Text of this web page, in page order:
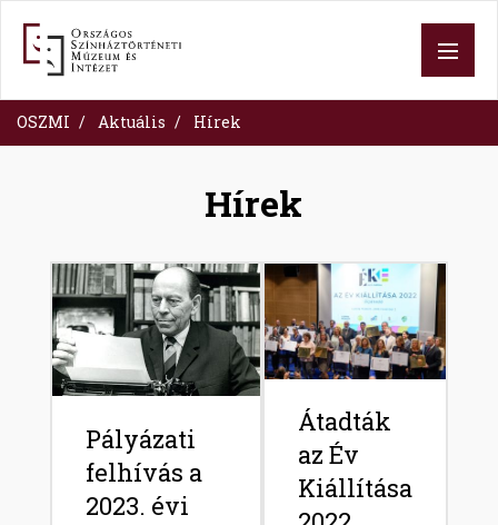
tartalomra
OSZMI Aktuális Hírek
Hírek
Image
Pályázati
felhívás a
2023. évi
Image
Átadták
az Év
Kiállítása